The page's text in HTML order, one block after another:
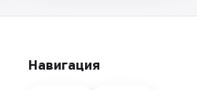
Навигация